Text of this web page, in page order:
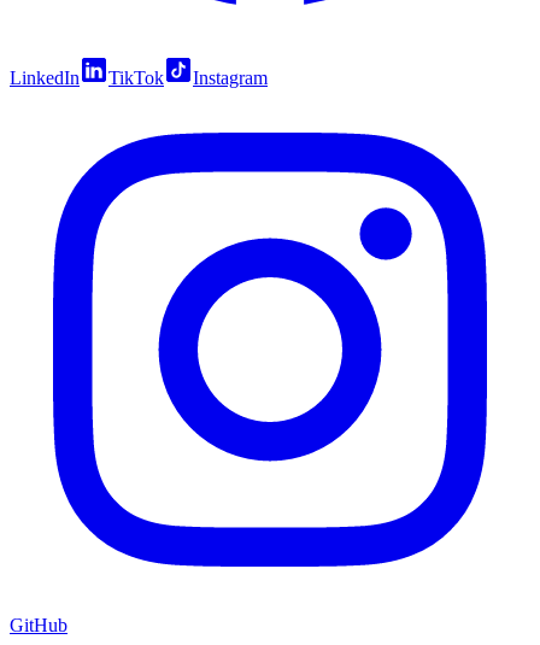
LinkedIn TikTok Instagram
GitHub